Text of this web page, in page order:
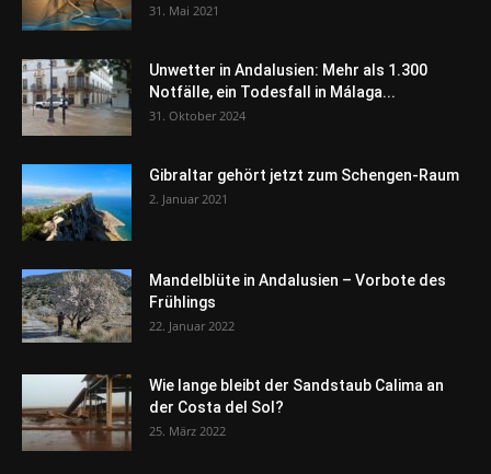
31. Mai 2021
Unwetter in Andalusien: Mehr als 1.300
Notfälle, ein Todesfall in Málaga...
31. Oktober 2024
Gibraltar gehört jetzt zum Schengen-Raum
2. Januar 2021
Mandelblüte in Andalusien – Vorbote des
Frühlings
22. Januar 2022
Wie lange bleibt der Sandstaub Calima an
der Costa del Sol?
25. März 2022